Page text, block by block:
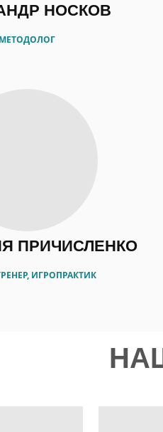
НОСКОВ
МЕТОДОЛОГ
ПРИЧИСЛЕНКО
ИГРОПРАКТИК